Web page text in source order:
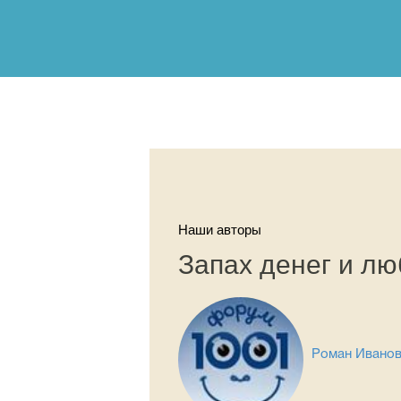
Наши авторы
Запах денег и
Роман Иванов